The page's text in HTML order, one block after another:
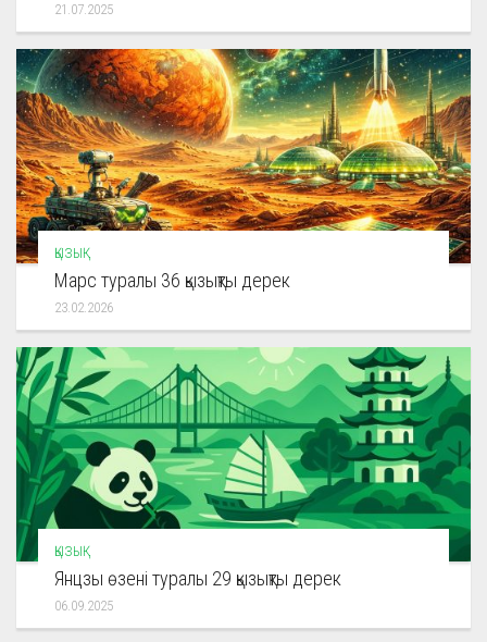
21.07.2025
ҚЫЗЫҚ
Марс туралы 36 қызықты дерек
23.02.2026
ҚЫЗЫҚ
Янцзы өзені туралы 29 қызықты дерек
06.09.2025